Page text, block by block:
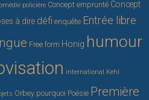
policière Concept emprunté Concept
à dire défi enquête Entrée libre
Free form Honig humour
international Kehl
Orbey pourquoi Poésie Première